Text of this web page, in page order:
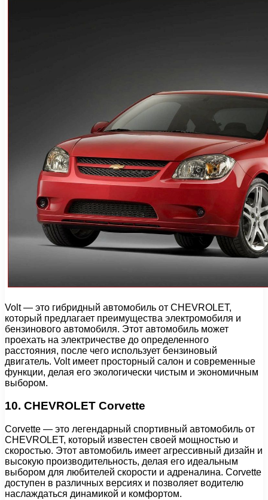
Volt — это гибридный автомобиль от CHEVROLET,
который предлагает преимущества электромобиля и
бензинового автомобиля. Этот автомобиль может
проехать на электричестве до определенного
расстояния, после чего использует бензиновый
двигатель. Volt имеет просторный салон и современные
функции, делая его экологически чистым и экономичным
выбором.
10. CHEVROLET Corvette
Corvette — это легендарный спортивный автомобиль от
CHEVROLET, который известен своей мощностью и
скоростью. Этот автомобиль имеет агрессивный дизайн и
высокую производительность, делая его идеальным
выбором для любителей скорости и адреналина. Corvette
доступен в различных версиях и позволяет водителю
наслаждаться динамикой и комфортом.